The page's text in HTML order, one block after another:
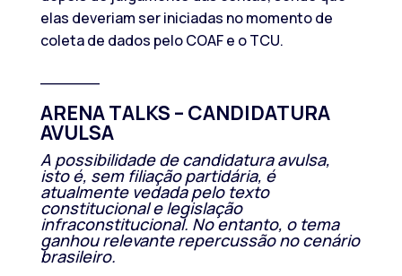
elas deveriam ser iniciadas no momento de
coleta de dados pelo COAF e o TCU.
ARENA TALKS – CANDIDATURA
AVULSA
A possibilidade de candidatura avulsa,
isto é, sem filiação partidária, é
atualmente vedada pelo texto
constitucional e legislação
infraconstitucional. No entanto, o tema
ganhou relevante repercussão no cenário
brasileiro.